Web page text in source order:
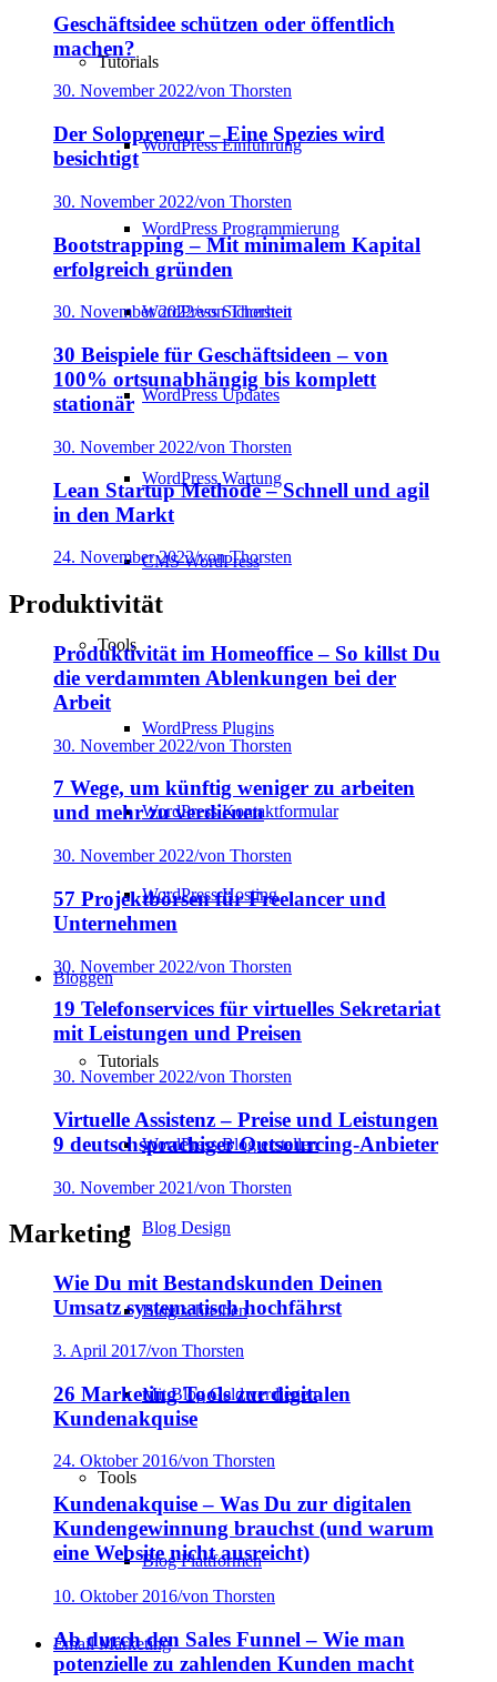
Tutorials
WordPress Einführung
WordPress Programmierung
WordPress Sicherheit
WordPress Updates
WordPress Wartung
CMS WordPress
Tools
WordPress Plugins
WordPress Kontaktformular
WordPress Hosting
Bloggen
Tutorials
WordPress Blog erstellen
Blog Design
Blog schreiben
Mit Blog Geld verdienen
Tools
Blog Plattformen
Email Marketing
Geschäftsidee schützen oder öffentlich
machen?
30. November 2022/von Thorsten
Der Solopreneur – Eine Spezies wird
besichtigt
30. November 2022/von Thorsten
Bootstrapping – Mit minimalem Kapital
erfolgreich gründen
30. November 2022/von Thorsten
30 Beispiele für Geschäftsideen – von
100% ortsunabhängig bis komplett
stationär
30. November 2022/von Thorsten
Lean Startup Methode – Schnell und agil
in den Markt
24. November 2022/von Thorsten
Produktivität
Produktivität im Homeoffice – So killst Du
die verdammten Ablenkungen bei der
Arbeit
30. November 2022/von Thorsten
7 Wege, um künftig weniger zu arbeiten
und mehr zu verdienen
30. November 2022/von Thorsten
57 Projektbörsen für Freelancer und
Unternehmen
30. November 2022/von Thorsten
19 Telefonservices für virtuelles Sekretariat
mit Leistungen und Preisen
30. November 2022/von Thorsten
Virtuelle Assistenz – Preise und Leistungen
9 deutschsprachiger Outsourcing-Anbieter
30. November 2021/von Thorsten
Marketing
Wie Du mit Bestandskunden Deinen
Umsatz systematisch hochfährst
3. April 2017/von Thorsten
26 Marketing Tools zur digitalen
Kundenakquise
24. Oktober 2016/von Thorsten
Kundenakquise – Was Du zur digitalen
Kundengewinnung brauchst (und warum
eine Website nicht ausreicht)
10. Oktober 2016/von Thorsten
Ab durch den Sales Funnel – Wie man
potenzielle zu zahlenden Kunden macht